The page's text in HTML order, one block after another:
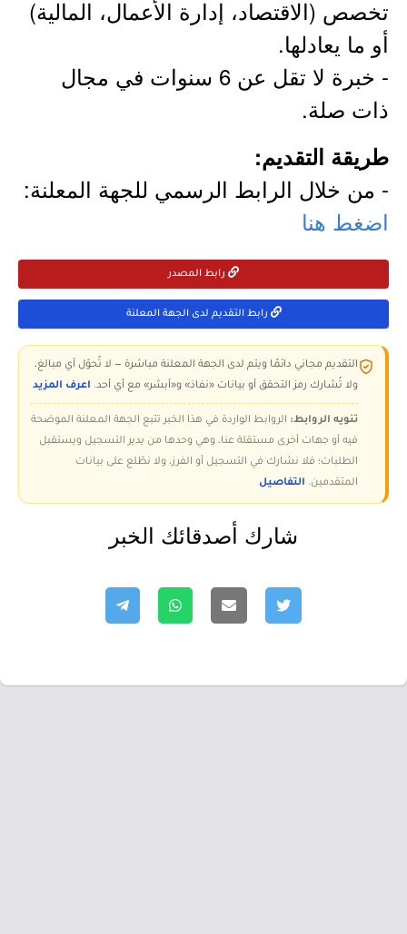
تخصص (الاقتصاد، إدارة الأعمال، المالية)
أو ما يعادلها.
- خبرة لا تقل عن 6 سنوات في مجال
ذات صلة.
طريقة التقديم:
- من خلال الرابط الرسمي للجهة المعلنة:
اضغط هنا
رابط المصدر
رابط التقديم لدى الجهة المعلنة
التقديم مجاني دائمًا ويتم لدى الجهة المعلنة مباشرة — لا تُحوّل أي مبالغ،
ولا تُشارك رمز التحقق أو بيانات «نفاذ» و«أبشر» مع أي أحد. اعرف المزيد
تنويه الروابط: الروابط الواردة في هذا الخبر تتبع الجهة المعلنة الموضحة
فيه أو جهات أخرى مستقلة عنا، وهي وحدها من يدير التسجيل ويستقبل
الطلبات؛ فلا نشارك في التسجيل أو الفرز، ولا نطّلع على بيانات
المتقدمين. التفاصيل
شارك أصدقائك الخبر